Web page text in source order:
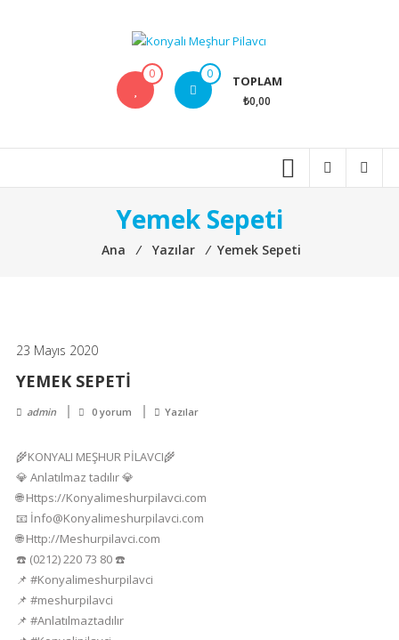
0 0 TOPLAM
₺0,00
Yemek Sepeti
Ana ⁄ Yazılar ⁄ Yemek Sepeti
23 Mayıs 2020
YEMEK SEPETI
admin 0 yorum Yazılar
🌾KONYALI MEŞHUR PİLAVCI🌾
💎 Anlatılmaz tadılır 💎
🌐 Https://Konyalimeshurpilavci.com
📧 İnfo@Konyalimeshurpilavci.com
🌐 Http://Meshurpilavci.com
☎️ (0212) 220 73 80 ☎️
📌 #Konyalimeshurpilavci
📌 #meshurpilavci
📌 #Anlatılmaztadılır